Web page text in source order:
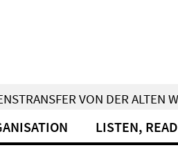
VON DER ALTEN
LISTEN,